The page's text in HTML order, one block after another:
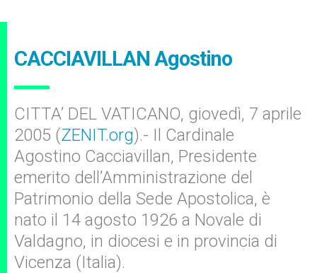
CACCIAVILLAN Agostino
CITTA’ DEL VATICANO, giovedì, 7 aprile
2005 (ZENIT.org).- Il Cardinale
Agostino Cacciavillan, Presidente
emerito dell’Amministrazione del
Patrimonio della Sede Apostolica, è
nato il 14 agosto 1926 a Novale di
Valdagno, in diocesi e in provincia di
Vicenza (Italia).